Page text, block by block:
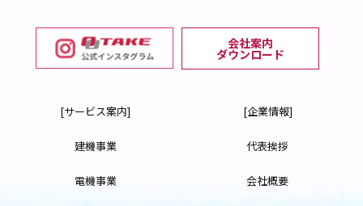
会社案内
ダウンロード
[サービス案内]
建機事業
電機事業
[企業情報]
代表挨拶
会社概要